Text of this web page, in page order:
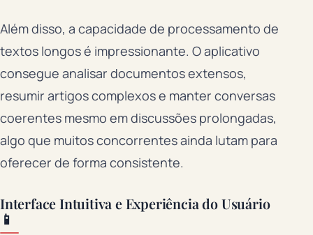
Além disso, a capacidade de processamento de
textos longos é impressionante. O aplicativo
consegue analisar documentos extensos,
resumir artigos complexos e manter conversas
coerentes mesmo em discussões prolongadas,
algo que muitos concorrentes ainda lutam para
oferecer de forma consistente.
Interface Intuitiva e Experiência do Usuário
📱